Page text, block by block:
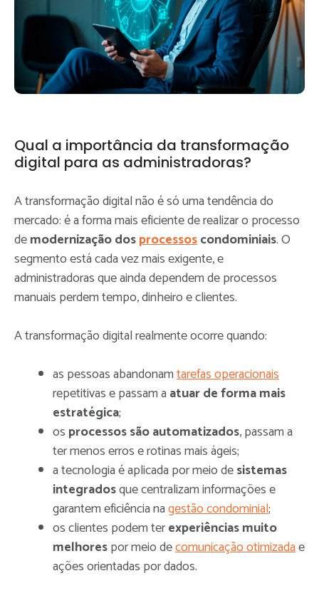
Qual a importância da transformação
digital para as administradoras?
A transformação digital não é só uma tendência do
mercado: é a forma mais eficiente de realizar o processo
demodernização dosprocessoscondominiais. O
segmento está cada vez mais exigente, e
administradoras que ainda dependem de processos
manuais perdem tempo, dinheiro e clientes.
A transformação digital realmente ocorre quando:
as pessoas abandonamtarefas operacionais
repetitivas e passam a atuar de forma mais
estratégica;
os processos são automatizados, passam a
ter menos erros e rotinas mais ágeis;
a tecnologia é aplicada por meio desistemas
integradosque centralizam informações e
garantem eficiência nagestão condominial;
os clientes podem terexperiências muito
melhorespor meio decomunicação otimizadae
ações orientadas por dados.